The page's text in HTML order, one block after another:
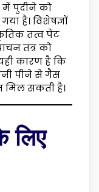
में पुदीने को
है। विशेषज्ञों
तत्व पेट
तंत्र को
कारण है कि
पीने से गैस
मिल सकती है।
लिए